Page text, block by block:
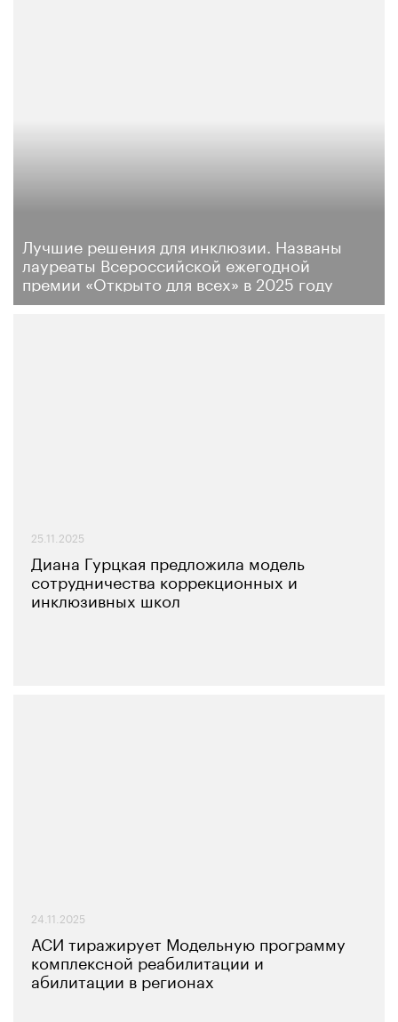
Лучшие решения для инклюзии. Названы
лауреаты Всероссийской ежегодной
премии «Открыто для всех» в 2025 году
25.11.2025
Диана Гурцкая предложила модель
сотрудничества коррекционных и
инклюзивных школ
24.11.2025
АСИ тиражирует Модельную программу
комплексной реабилитации и
абилитации в регионах